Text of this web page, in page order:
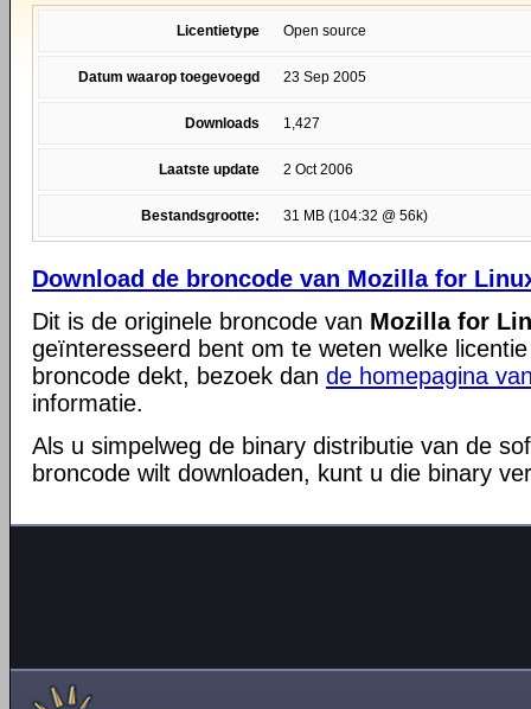
Licentietype Open source
Datum waarop toegevoegd 23 Sep 2005
Downloads 1,427
Laatste update 2 Oct 2006
Bestandsgrootte: 31 MB (104:32 @ 56k)
Download de broncode van Mozilla for
Dit is de originele broncode van Mozilla for
geïnteresseerd bent om te weten welke
broncode dekt, bezoek dan de homepagina
informatie.
Als u simpelweg de binary distributie van de
broncode wilt downloaden, kunt u die binary